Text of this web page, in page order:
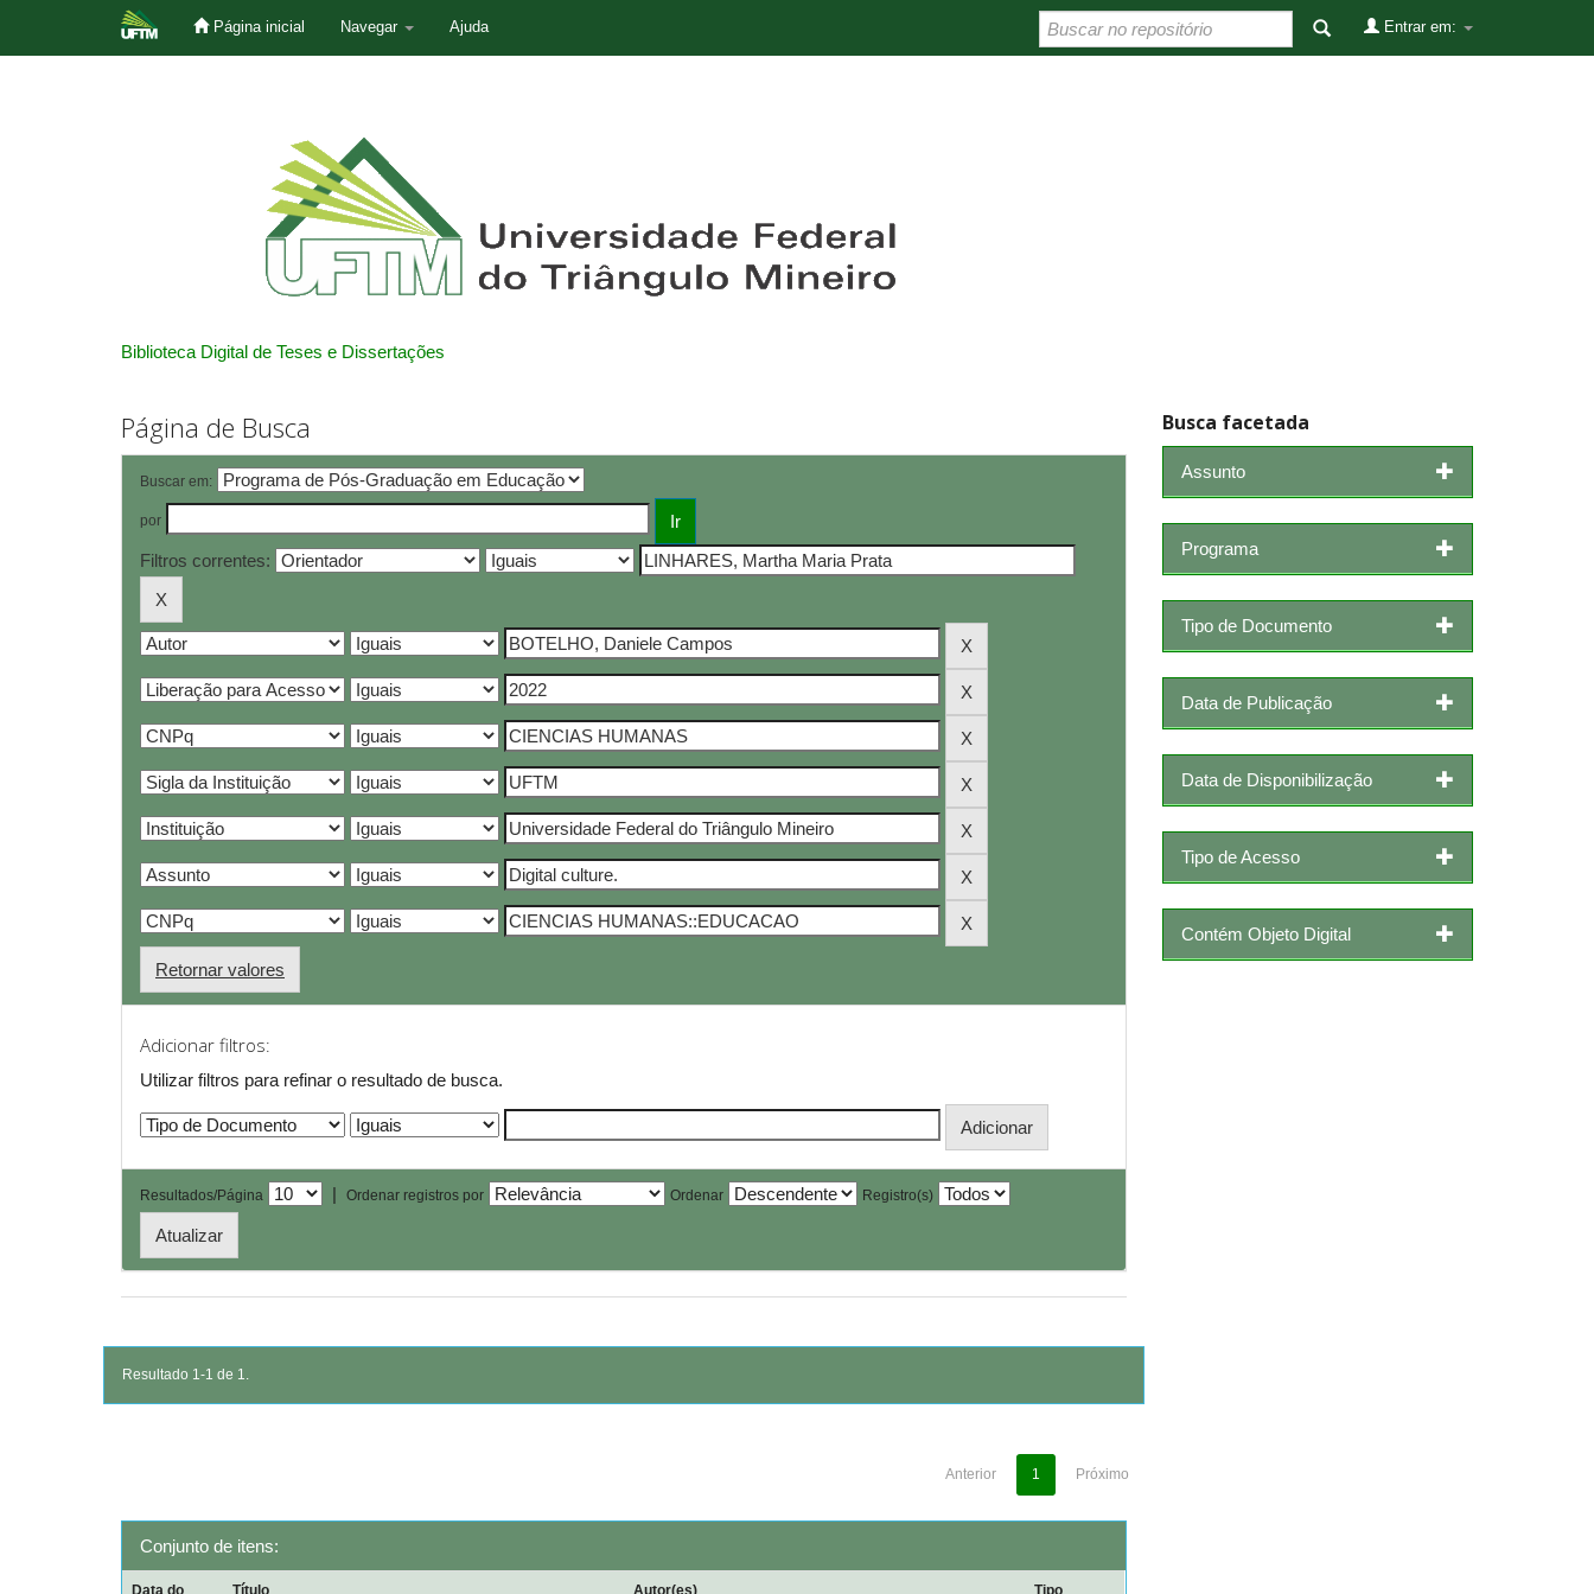
Página inicial Navegar Ajuda Entrar em:
Biblioteca Digital de Teses e Dissertações
Página de Busca
Buscar em:
por
Filtros correntes:
Retornar valores
Adicionar filtros:
Utilizar filtros para refinar o resultado de busca.
Resultados/Página | Ordenar registros por Ordenar Registro(s)
Resultado 1-1 de 1.
Anterior 1 Próximo
Conjunto de itens:
Data do Título Autor(es) Tipo
Busca facetada
Assunto
Programa
Tipo de Documento
Data de Publicação
Data de Disponibilização
Tipo de Acesso
Contém Objeto Digital